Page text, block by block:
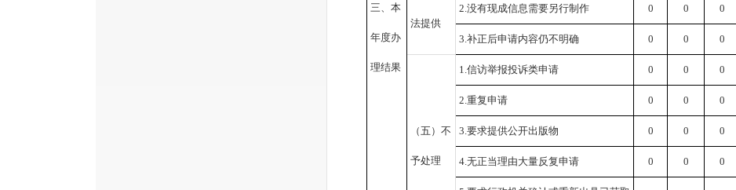
三、本
年度办
理结果
法提供
2.没有现成信息需要另行制作 0 0 0
3.补正后申请内容仍不明确 0 0 0
（五）不
予处理
1.信访举报投诉类申请 0 0 0
2.重复申请 0 0 0
3.要求提供公开出版物 0 0 0
4.无正当理由大量反复申请 0 0 0